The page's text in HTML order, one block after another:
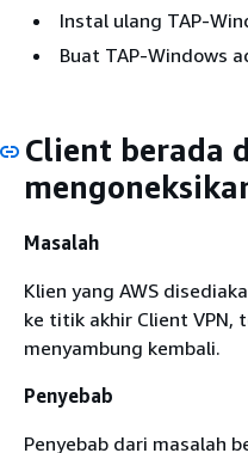
Instal ulang TAP-
Buat TAP-Windows
Client berada
Masalah
Klien yang AWS
ke titik akhir Client VPN,
menyambung kembali.
Penyebab
Penyebab dari masalah